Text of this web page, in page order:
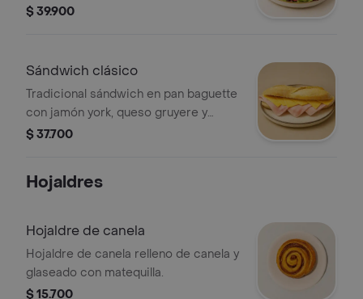
tomate
$ 39.900
Sándwich clásico
Tradicional sándwich en pan baguette
con jamón york, queso gruyere y
mantequilla dijon. acompáñalo con
$ 37.700
Hojaldres
Hojaldre de canela
Hojaldre de canela relleno de canela y
glaseado con matequilla.
$ 15.700